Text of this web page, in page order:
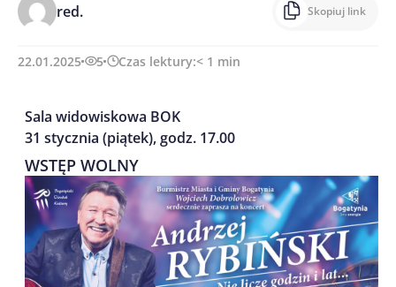
red. Skopiuj link
22.01.2025 5 Czas lektury:< 1 min
Sala widowiskowa BOK
31 stycznia (piątek), godz. 17.00
WSTĘP WOLNY